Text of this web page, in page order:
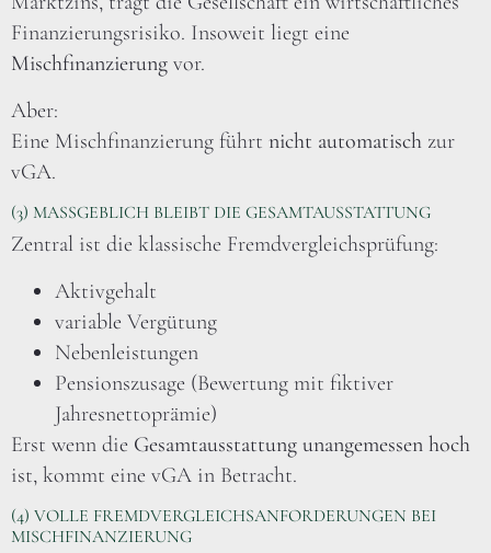
Finanzierungsrisiko. Insoweit liegt eine
Mischfinanzierung vor.
Aber:
Eine Mischfinanzierung führt nicht automatisch zur
vGA.
(3) MASSGEBLICH BLEIBT DIE GESAMTAUSSTATTUNG
Zentral ist die klassische Fremdvergleichsprüfung:
Aktivgehalt
variable Vergütung
Nebenleistungen
Pensionszusage (Bewertung mit fiktiver
Jahresnettoprämie)
Erst wenn die Gesamtausstattung unangemessen hoch
ist, kommt eine vGA in Betracht.
(4) VOLLE FREMDVERGLEICHSANFORDERUNGEN BEI
MISCHFINANZIERUNG